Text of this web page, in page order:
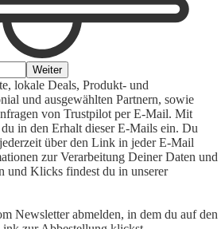
Weiter
lokale Deals, Produkt- und
und ausgewählten Partnern, sowie
von Trustpilot per E-Mail. Mit
in den Erhalt dieser E-Mails ein. Du
über den Link in jeder E-Mail
zur Verarbeitung Deiner Daten und
und Klicks findest du in unserer
Newsletter abmelden, in dem du auf den